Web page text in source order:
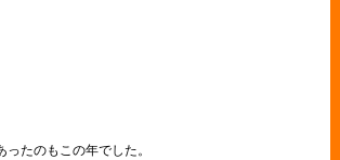
たのもこの年でした。